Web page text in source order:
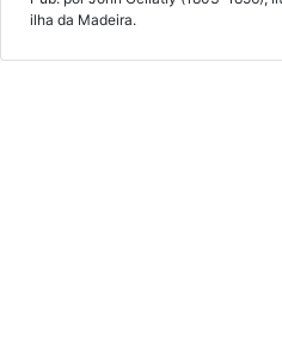
ilha da Madeira.